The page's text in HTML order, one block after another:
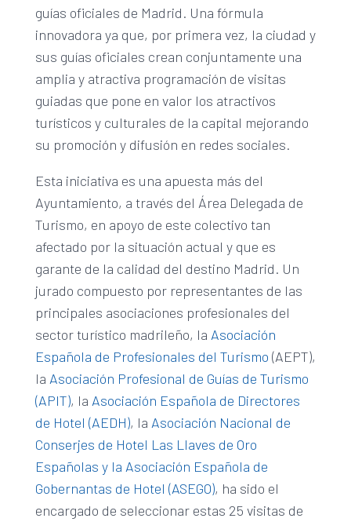
guías oficiales de Madrid. Una fórmula
innovadora ya que, por primera vez, la ciudad y
sus guías oficiales crean conjuntamente una
amplia y atractiva programación de visitas
guiadas que pone en valor los atractivos
turísticos y culturales de la capital mejorando
su promoción y difusión en redes sociales.
Esta iniciativa es una apuesta más del
Ayuntamiento, a través del Área Delegada de
Turismo, en apoyo de este colectivo tan
afectado por la situación actual y que es
garante de la calidad del destino Madrid. Un
jurado compuesto por representantes de las
principales asociaciones profesionales del
sector turístico madrileño, la Asociación
Española de Profesionales del Turismo (AEPT),
la Asociación Profesional de Guías de Turismo
(APIT), la Asociación Española de Directores
de Hotel (AEDH), la Asociación Nacional de
Conserjes de Hotel Las Llaves de Oro
Españolas y la Asociación Española de
Gobernantas de Hotel (ASEGO), ha sido el
encargado de seleccionar estas 25 visitas de